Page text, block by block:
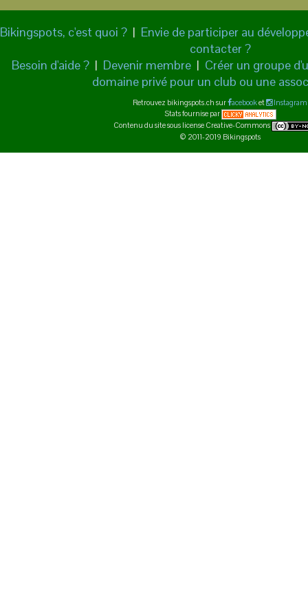
Bikingspots, c'est quoi ? | Envie de participer au
contacter ?
Besoin d'aide ?| Devenir membre| Créer un groupe
domaine privé pour un club ou une
Retrouvez bikingspots.ch sur acebooket
Instagram
Stats fournise par
Contenu du site sous license Creative-Commons
© 2011-2019 Bikingspots